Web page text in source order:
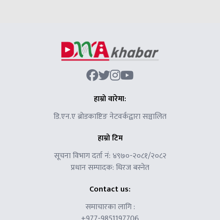
हाम्रो वारेमा:
डि.एन.ए ब्रोडकाष्टिङ नेटवर्कद्वारा सञ्चालित
हाम्रो टिम
सूचना विभाग दर्ता नं: ४९७०-२०८१/२०८२
प्रधान सम्पादक: धिरज बस्नेत
Contact us:
समाचारका लागि :